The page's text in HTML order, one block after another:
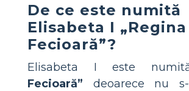
De ce este numită
Elisabeta I „Regina
Fecioară”?
Elisabeta I este
Fecioară” deoarece nu